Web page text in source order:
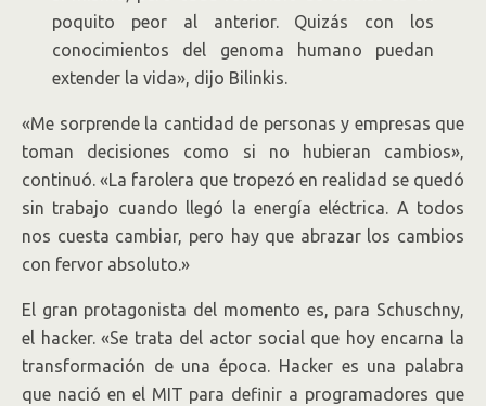
poquito peor al anterior. Quizás con los
conocimientos del genoma humano puedan
extender la vida», dijo Bilinkis.
«Me sorprende la cantidad de personas y empresas que
toman decisiones como si no hubieran cambios»,
continuó. «La farolera que tropezó en realidad se quedó
sin trabajo cuando llegó la energía eléctrica. A todos
nos cuesta cambiar, pero hay que abrazar los cambios
con fervor absoluto.»
El gran protagonista del momento es, para Schuschny,
el hacker. «Se trata del actor social que hoy encarna la
transformación de una época. Hacker es una palabra
que nació en el MIT para definir a programadores que